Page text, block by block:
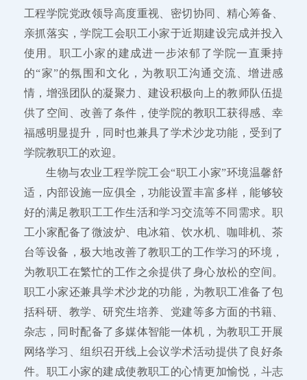
工程学院党政领导高度重视、密切协同、精心筹备、
亲抓落实，学院工会职工小家于近期建设完成并投入
使用。职工小家的建成进一步浓郁了学院一直秉持
的“家”的氛围和文化，为教职工沟通交流、增进感
情，增强团队的凝聚力、建设积极向上的教师队伍提
供了空间、改善了条件，使学院的教职工获得感、幸
福感明显提升，同时也兼具了学术沙龙功能，受到了
学院教职工的欢迎。
生物与农业工程学院工会“职工小家”环境温馨舒
适，内部设施一应俱全，功能设置丰富多样，能够较
好的满足教职工工作生活和学习交流等不同需求。职
工小家配备了微波炉、电冰箱、饮水机、咖啡机、茶
台等设备，极大地改善了教职工的工作学习的环境，
为教职工在繁忙的工作之余提供了身心放松的空间。
职工小家还兼具学术沙龙的功能，为教职工准备了包
括科研、教学、研究生培养、党建等多方面的书籍、
杂志，同时配备了多媒体智能一体机，为教职工开展
网络学习、组织召开线上会议学术活动提供了良好条
件。职工小家的建成使教职工的心情更加愉悦，斗志